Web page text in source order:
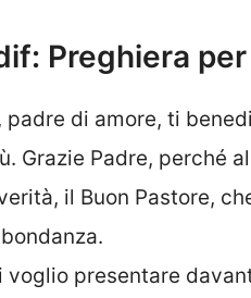
Preghiera
padre di amore, ti
Grazie Padre, perché
il Buon Pastore,
voglio presentare